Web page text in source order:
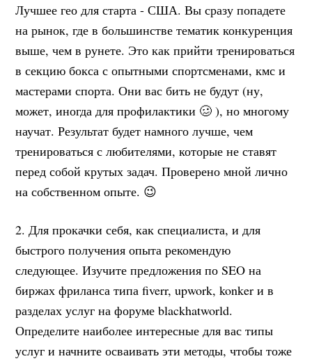
Лучшее гео для старта - США. Вы сразу попадете
на рынок, где в большинстве тематик конкуренция
выше, чем в рунете. Это как прийти тренироваться
в секцию бокса с опытными спортсменами, кмс и
мастерами спорта. Они вас бить не будут (ну,
может, иногда для профилактики 🥴 ), но многому
научат. Результат будет намного лучше, чем
тренироваться с любителями, которые не ставят
перед собой крутых задач. Проверено мной лично
на собственном опыте. 😉
2. Для прокачки себя, как специалиста, и для
быстрого получения опыта рекомендую
следующее. Изучите предложения по SEO на
биржах фриланса типа fiverr, upwork, konker и в
разделах услуг на форуме blackhatworld.
Определите наиболее интересные для вас типы
услуг и начните осваивать эти методы, чтобы тоже